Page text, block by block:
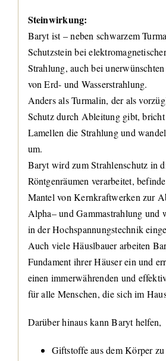
Steinwirkung:
Baryt ist – neben schwarzem
Schutzstein bei
Strahlung, auch bei
von Erd- und Wasserstrahlung.
Anders als Turmalin, der als
Schutz durch Ableitung gibt,
Lamellen die Strahlung und
um.
Baryt wird zum Strahlenschutz in
Röntgenräumen verarbeitet,
Mantel von Kernkraftwerken zur
Alpha– und Gammastrahlung und
in der Hochspannungstechnik
Auch viele Häuslbauer arbeiten
Fundament ihrer Häuser ein und
einen immerwährenden und
für alle Menschen, die sich im
Darüber hinaus kann Baryt helfen,
Giftstoffe aus dem Körper zu